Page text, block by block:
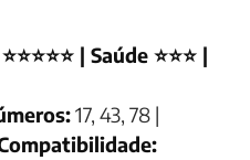
| Saúde ⭐⭐⭐ |
17, 43, 78 |